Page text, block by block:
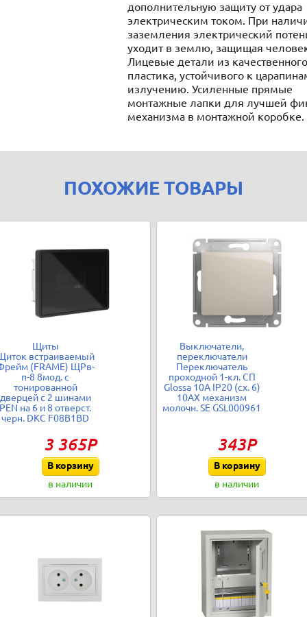
дополнительную защиту от удара
электрическим током. При
заземления электрический
уходит в землю, защищая
Лицевые детали из
пластика, устойчивого к
излучению. Усиленные прямые
монтажные лапки для лучшей
механизма в монтажной коробке.
ПОХОЖИЕ ТОВАРЫ
Щиты
встраиваемый
(FRAME) ЩРв-
п-8 8мод. с
тонированной
дверцей с 2 шинами
PEN на 6 и 8 отверст.
черн. DKC F08B1BD
3 365Р
В корзину
в наличии
Выключатели,
переключатели
Переключатель
проходной 1-кл. СП
Glossa 10А IP20 (сх. 6)
10AX механизм
молочн. SE GSL000961
343Р
В корзину
в наличии